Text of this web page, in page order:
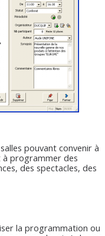
pouvant convenir à
à programmer des
des spectacles, des
la programmation ou